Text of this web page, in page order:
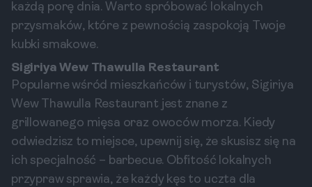
każdą porę dnia. Warto spróbować lokalnych
przysmaków, które z pewnością zaspokoją Twoje
kubki smakowe.
Sigiriya Wew Thawulla Restaurant
Popularne wśród mieszkańców i turystów, Sigiriya
Wew Thawulla Restaurant jest znane z
grillowanego mięsa oraz owoców morza. Kiedy
odwiedzisz to miejsce, upewnij się, że skusisz się na
ich specjalność – barbecue. Obfitość lokalnych
przypraw sprawia, że każdy kęs to uczta dla